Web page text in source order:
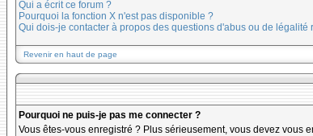
Qui a écrit ce forum ?
Pourquoi la fonction X n'est pas disponible ?
Qui dois-je contacter à propos des questions d'abus ou de légalité
Revenir en haut de page
Pourquoi ne puis-je pas me connecter ?
Vous êtes-vous enregistré ? Plus sérieusement, vous devez vous